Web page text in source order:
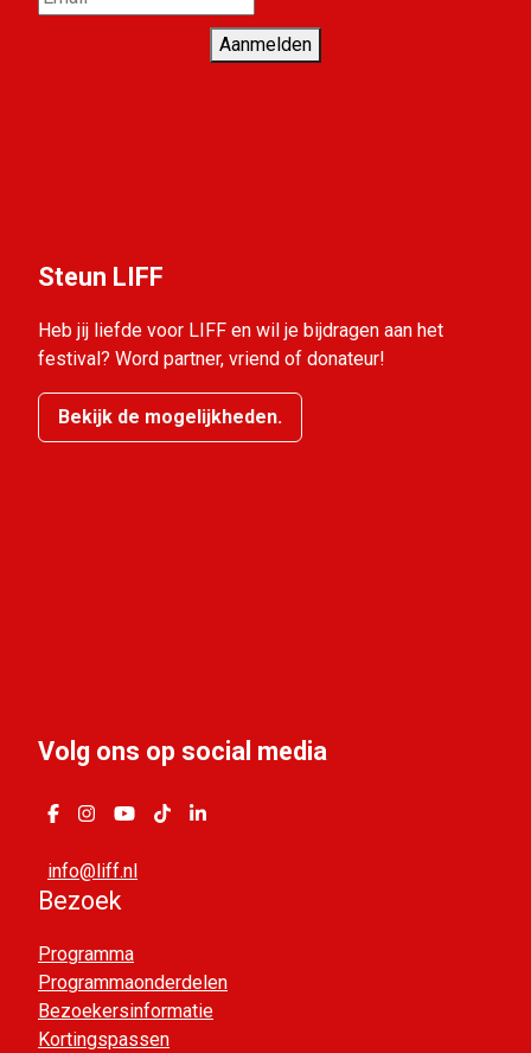
Aanmelden
Steun LIFF
Heb jij liefde voor LIFF en wil je bijdragen aan het
festival? Word partner, vriend of donateur!
Bekijk de mogelijkheden.
Volg ons op social media
info@liff.nl
Bezoek
Programma
Programmaonderdelen
Bezoekersinformatie
Kortingspassen